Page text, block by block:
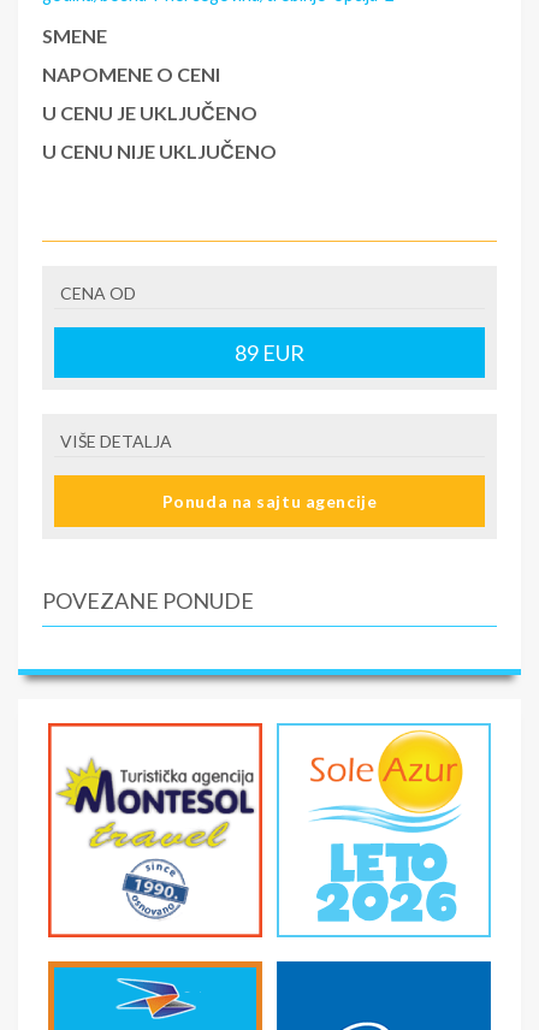
SMENE
NAPOMENE O CENI
U CENU JE UKLJUČENO
U CENU NIJE UKLJUČENO
CENA OD
89 EUR
VIŠE DETALJA
Ponuda na sajtu agencije
POVEZANE PONUDE